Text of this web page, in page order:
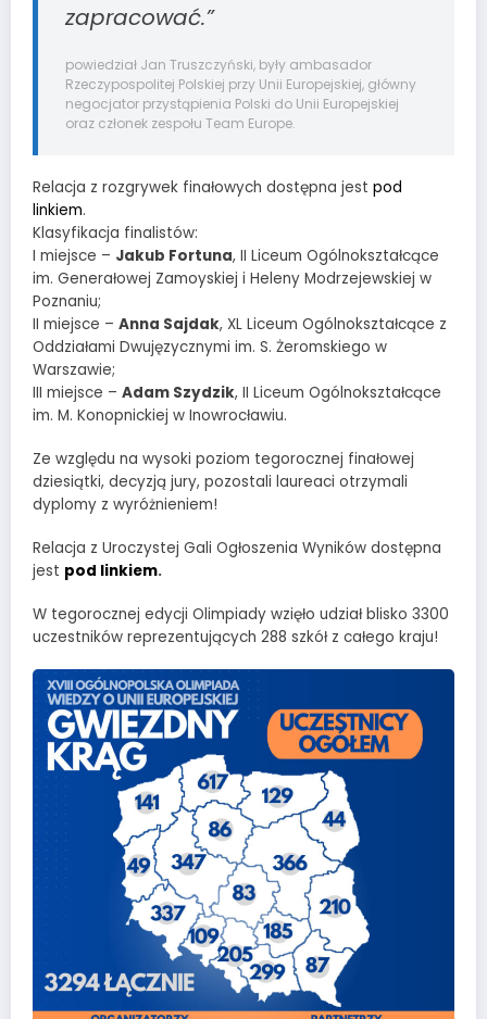
zapracować.”
powiedział Jan Truszczyński, były ambasador
Rzeczypospolitej Polskiej przy Unii Europejskiej, główny
negocjator przystąpienia Polski do Unii Europejskiej
oraz członek zespołu Team Europe.
Relacja z rozgrywek finałowych dostępna jest pod
linkiem.
Klasyfikacja finalistów:
I miejsce – Jakub Fortuna, II Liceum Ogólnokształcące
im. Generałowej Zamoyskiej i Heleny Modrzejewskiej w
Poznaniu;
II miejsce – Anna Sajdak, XL Liceum Ogólnokształcące z
Oddziałami Dwujęzycznymi im. S. Żeromskiego w
Warszawie;
III miejsce – Adam Szydzik, II Liceum Ogólnokształcące
im. M. Konopnickiej w Inowrocławiu.
Ze względu na wysoki poziom tegorocznej finałowej
dziesiątki, decyzją jury, pozostali laureaci otrzymali
dyplomy z wyróżnieniem!
Relacja z Uroczystej Gali Ogłoszenia Wyników dostępna
jest pod linkiem.
W tegorocznej edycji Olimpiady wzięło udział blisko 3300
uczestników reprezentujących 288 szkół z całego kraju!